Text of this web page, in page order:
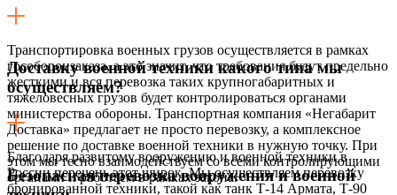
Транспортировка военных грузов осуществляется в рамках
гособоронзаказа, а это значит, что требования будут предельно
жесткими и вся перевозка таких крупногабаритных и
тяжеловесных грузов будет контролироваться органами
министерства обороны. Транспортная компания «Негабарит
Доставка» предлагает не просто перевозку, а комплексное
решение по доставке военной техники в нужную точку. При
этом мы тесно взаимодействуем со всеми контролирующими
органами и работаем в рамках закона.
Доставку военной техники какого типа мы
осуществляем?
Благодаря развитому вооружению и военной техники в
России перечень этот широк. Мы осуществляем перевозку
бронированной техники, такой как танк Т-14 Армата, Т-90
Безопасная перевозка вооружения и военной